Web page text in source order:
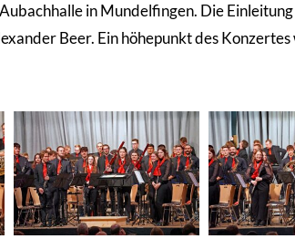
in Mundelfingen. Die
Beer. Ein höhepunkt des